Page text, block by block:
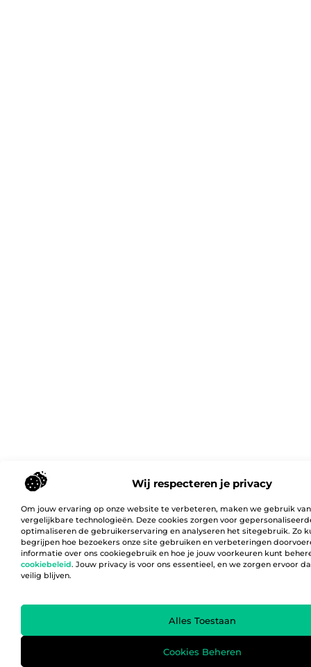
Wij respecteren je privacy
Om jouw ervaring op onze website te verbeteren, maken we gebruik
vergelijkbare technologieën. Deze cookies zorgen voor
optimaliseren de gebruikerservaring en analyseren het sitegebruik. Zo
begrijpen hoe bezoekers onze site gebruiken en verbeteringen
informatie over ons cookiegebruik en hoe je jouw voorkeuren kunt
cookiebeleid. Jouw privacy is voor ons essentieel, en we zorgen ervoor
veilig blijven.
Alles Toestaan
Cookies Beheren